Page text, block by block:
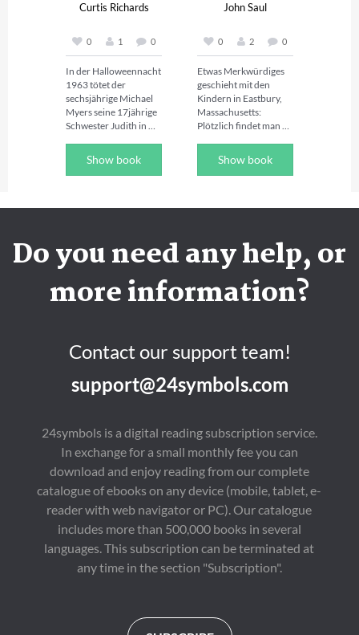
Curtis Richards
0 1 0
In der Halloweennacht
1963 tötet der
sechsjährige Michael
Myers seine 17jährige
Schwester Judith in
Haddonfield in Illinois
mit einem
Smith’s-Grove-
Im Alter von 21 Jahren
entkommt Myers am
aus dem Sanatorium
und kehrt nach
Loomis, seinem
behandelnden
wird. Loomis ist
überzeugt davon, dass
Verkörperung des
Bösen ist – und dass er
nach Haddonfield
zurückgekehrt ist, um
das Entsetzliche zu
vollenden, was er
fünfzehn Jahre zuvor
John Carpenters
Halloween – Die Nacht
des Grauens (1978)
1980er und 1990er
Show book
John Saul
0 2 0
Etwas Merkwürdiges
geschieht mit den
Kindern in Eastbury,
Massachusetts:
Plötzlich findet man
Babies tot in ihren
Bettchen. Eine kalte
der Stadt, denn etwas
anderen...
Sally Montgomery hat
Tochter verloren. Lucy
und Jim Corliss finden
wieder zusammen, als
ihr kleiner Sohn
verschwindet. Voller
Eastbury auf das
nächste Opfer, und
jeder stellt sich die
Frage nach dem Grund
des Terrors.
Doch niemand ahnt
etwas vom Gott-
Der Roman Das Gott-
Projekt von Bestseller-
Autor John Saul
Klassiker der
modernen Horror-
Show book
Do you need any help, or
more information?
Contact our support team!
support@24symbols.com
24symbols is a digital reading subscription service.
In exchange for a small monthly fee you can
download and enjoy reading from our complete
catalogue of ebooks on any device (mobile, tablet, e-
reader with web navigator or PC). Our catalogue
includes more than 500,000 books in several
languages. This subscription can be terminated at
any time in the section "Subscription".